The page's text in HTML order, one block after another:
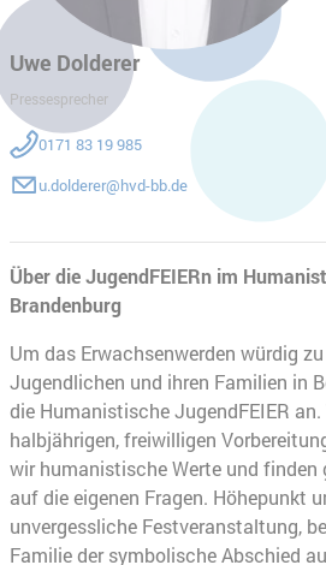
Uwe Dolderer
Pressesprecher
0171 83 19 985
u.dolderer@hvd-bb.de
Über die JugendFEIERn im
Brandenburg
Um das Erwachsenwerden würdig
Jugendlichen und ihren Familien in
die Humanistische JugendFEIER an.
halbjährigen, freiwilligen
wir humanistische Werte und finden
auf die eigenen Fragen. Höhepunkt
unvergessliche Festveranstaltung,
Familie der symbolische Abschied